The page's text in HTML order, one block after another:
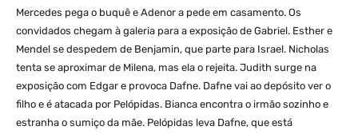
Mercedes pega o buquê e Adenor a pede em casamento. Os
convidados chegam à galeria para a exposição de Gabriel. Esther e
Mendel se despedem de Benjamin, que parte para Israel. Nicholas
tenta se aproximar de Milena, mas ela o rejeita. Judith surge na
exposição com Edgar e provoca Dafne. Dafne vai ao depósito ver o
filho e é atacada por Pelópidas. Bianca encontra o irmão sozinho e
estranha o sumiço da mãe. Pelópidas leva Dafne, que está